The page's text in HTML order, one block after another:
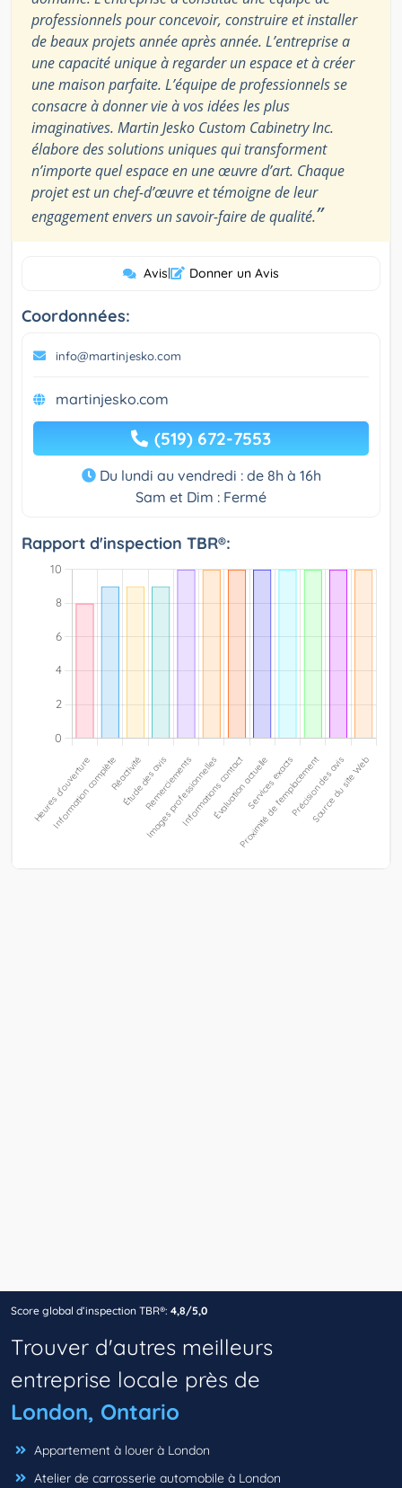
professionnels pour concevoir, construire et installer
de beaux projets année après année. L’entreprise a
une capacité unique à regarder un espace et à créer
une maison parfaite. L’équipe de professionnels se
consacre à donner vie à vos idées les plus
imaginatives. Martin Jesko Custom Cabinetry Inc.
élabore des solutions uniques qui transforment
n’importe quel espace en une œuvre d’art. Chaque
projet est un chef-d’œuvre et témoigne de leur
engagement envers un savoir-faire de qualité.”
Avis| Donner un Avis
Coordonnées:
info@martinjesko.com
martinjesko.com
(519) 672-7553
Du lundi au vendredi : de 8h à 16h
Sam et Dim : Fermé
Rapport d'inspection TBR®:
Score global d’inspection TBR®: 4,8/5,0
Trouver d'autres meilleurs
entreprise locale près de
London, Ontario
Appartement à louer à London
Atelier de carrosserie automobile à London